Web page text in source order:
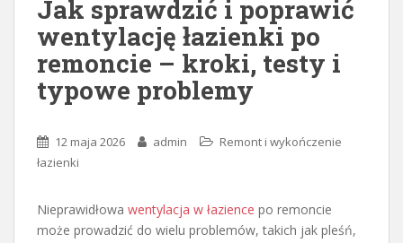
Jak sprawdzić i poprawić
wentylację łazienki po
remoncie – kroki, testy i
typowe problemy
12 maja 2026 admin
Remont i wykończenie
łazienki
Nieprawidłowa wentylacja w łazience po remoncie
może prowadzić do wielu problemów, takich jak pleśń,